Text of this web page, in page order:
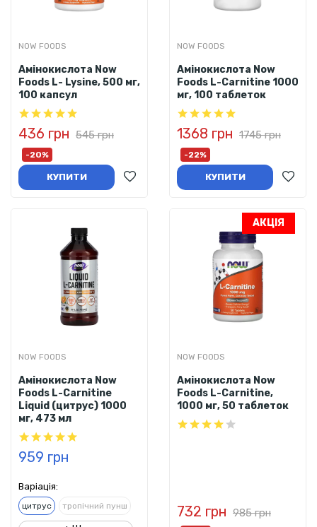
NOW FOODS
Амінокислота Now
Foods L- Lysine, 500 мг,
100 капсул
436 грн 545 грн
-20%
КУПИТИ
NOW FOODS
Амінокислота Now
Foods L-Carnitine 1000
мг, 100 таблеток
1368 грн 1745 грн
-22%
КУПИТИ
NOW FOODS
Амінокислота Now
Foods L-Carnitine
Liquid (цитрус) 1000
мг, 473 мл
959 грн
Варіація:
цитрус тропічний пунш
АКЦІЯ
NOW FOODS
Амінокислота Now
Foods L-Carnitine,
1000 мг, 50 таблеток
732 грн 985 грн